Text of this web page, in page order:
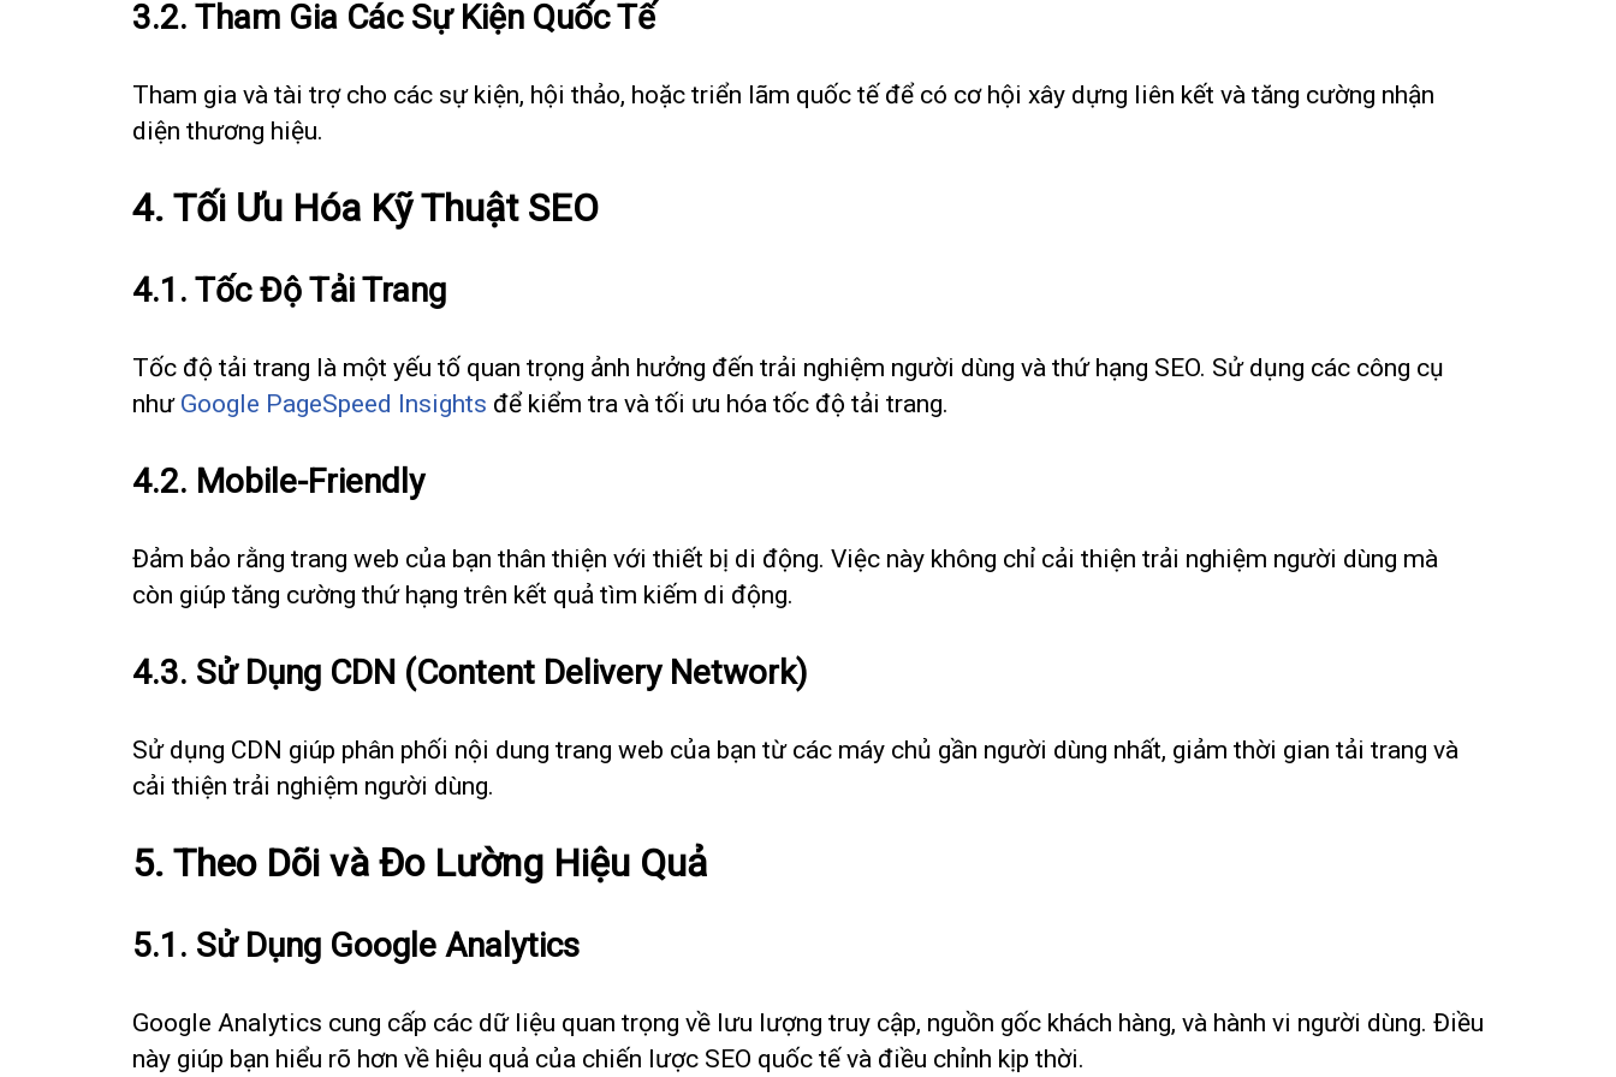
3.2. Tham Gia Các Sự Kiện Quốc Tế
Tham gia và tài trợ cho các sự kiện, hội thảo, hoặc triển lãm quốc tế để có cơ hội xây dựng liên kết và tăng cường nhận
diện thương hiệu.
4. Tối Ưu Hóa Kỹ Thuật SEO
4.1. Tốc Độ Tải Trang
Tốc độ tải trang là một yếu tố quan trọng ảnh hưởng đến trải nghiệm người dùng và thứ hạng SEO. Sử dụng các công cụ
như Google PageSpeed Insights để kiểm tra và tối ưu hóa tốc độ tải trang.
4.2. Mobile-Friendly
Đảm bảo rằng trang web của bạn thân thiện với thiết bị di động. Việc này không chỉ cải thiện trải nghiệm người dùng mà
còn giúp tăng cường thứ hạng trên kết quả tìm kiếm di động.
4.3. Sử Dụng CDN (Content Delivery Network)
Sử dụng CDN giúp phân phối nội dung trang web của bạn từ các máy chủ gần người dùng nhất, giảm thời gian tải trang và
cải thiện trải nghiệm người dùng.
5. Theo Dõi và Đo Lường Hiệu Quả
5.1. Sử Dụng Google Analytics
Google Analytics cung cấp các dữ liệu quan trọng về lưu lượng truy cập, nguồn gốc khách hàng, và hành vi người dùng. Điều
này giúp bạn hiểu rõ hơn về hiệu quả của chiến lược SEO quốc tế và điều chỉnh kịp thời.